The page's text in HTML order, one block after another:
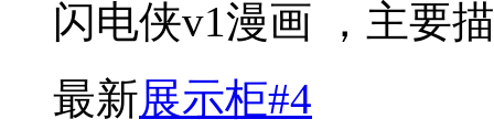
闪电侠v1漫画 ，主要
最新展示柜#4